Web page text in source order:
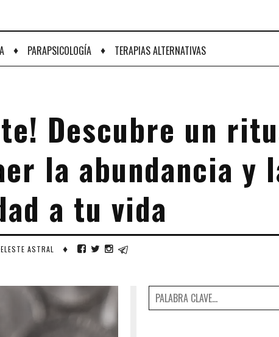
♦ PARAPSICOLOGÍA ♦ TERAPIAS ALTERNATIVAS
Descubre un
la abundancia y
a tu vida
ASTRAL ♦